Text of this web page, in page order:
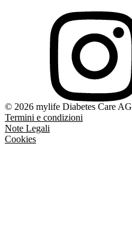
© 2026 mylife Diabetes Care AG
Termini e condizioni
Note Legali
Cookies